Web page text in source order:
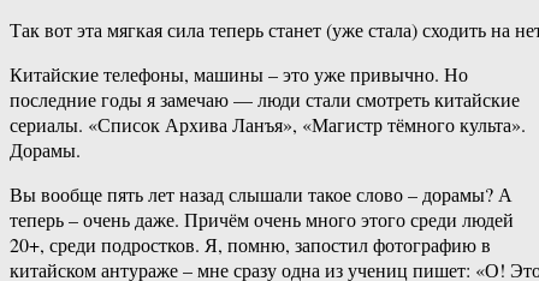
Так вот эта мягкая сила теперь станет (уже стала) сходить на
Китайские телефоны, машины – это уже привычно. Но
последние годы я замечаю — люди стали смотреть китайские
сериалы. «Список Архива Ланъя», «Магистр тёмного культа».
Дорамы.
Вы вообще пять лет назад слышали такое слово – дорамы? А
теперь – очень даже. Причём очень много этого среди людей
20+, среди подростков. Я, помню, запостил фотографию в
китайском антураже – мне сразу одна из учениц пишет: «О!